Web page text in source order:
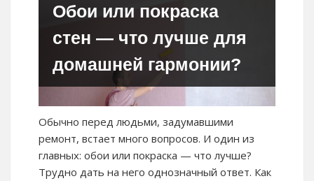
Обои или покраска
стен — что лучше для
домашней гармонии?
Обычно перед людьми, задумавшими
ремонт, встает много вопросов. И один из
главных: обои или покраска — что лучше?
Трудно дать на него однозначный ответ. Как